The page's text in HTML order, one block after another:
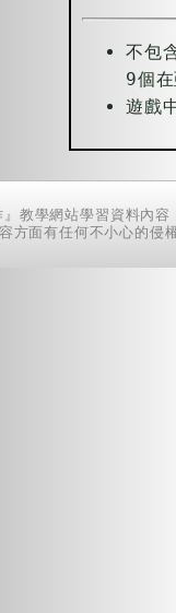
不包
9個
遊戲
教學網站學習資料內
方面有任何不小心的侵